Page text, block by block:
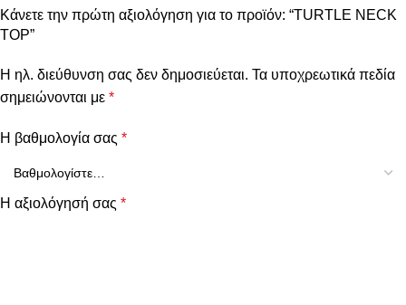
Κάνετε την πρώτη αξιολόγηση για το προϊόν: “TURTLE NECK
TOP”
Η ηλ. διεύθυνση σας δεν δημοσιεύεται. Τα υποχρεωτικά πεδία
σημειώνονται με *
Η βαθμολογία σας *
Η αξιολόγησή σας *